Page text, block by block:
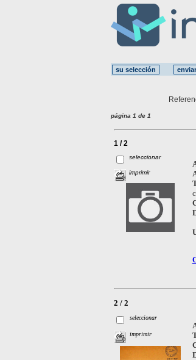
página 1 de 1
1 / 2
seleccionar
imprimir
2 / 2
seleccionar
imprimir